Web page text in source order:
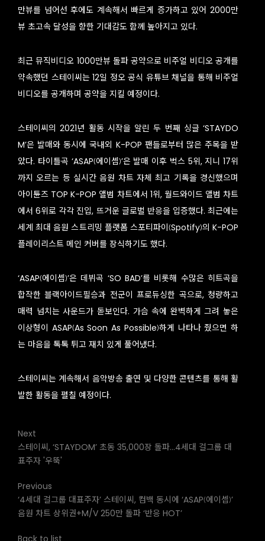
만뷰를 넘어선 후에도 계속해서 빠르게 증가하고 있어 2000만
뷰 초고속 달성을 향한 기대감도 함께 높아지고 있다.
최근 뮤직비디오 1000만뷰 돌파 공약으로 비주얼 비디오 공개를
약속했던 스테이씨는 12일 정오 공식 유튜브 채널을 통해 비주얼
비디오를 공개하며 공약을 지킬 예정이다.
스테이씨의 2021년 활동 시작을 알린 두 번째 싱글 ‘STAYDO
M’은 발매와 동시에 국내외 K-POP 팬들로부터 많은 주목을 받
았다. 타이틀곡 ‘ASAP(에이셉)’은 발매 이후 벅스 5위, 지니 17위
까지 오르는 등 실시간 음원 차트 자체 최고 기록을 경신했으며
아이튠즈 TOP K-POP 앨범 차트에서 1위, 월드와이드 앨범 차트
에서 6위로 각각 진입, 뜨거운 글로벌 반응을 입증했다. 최근에는
세계 최대 음원 스트리밍 플랫폼 스포티파이(Spotify)의 K-POP
플레이리스트 메인 커버를 장식하기도 했다.
‘ASAP(에이셉)’은 데뷔곡 ‘SO BAD’를 비롯해 수많은 히트곡을
합작한 블랙아이드필승과 전군이 프로듀싱한 곡으로, 청량하고
매력 넘치는 사운드가 돋보인다. 가슴 속에 완벽하게 그려 놓은
이상형이 ASAP(As Soon As Possible)하게 나타나 줬으면 하
는 마음을 톡톡 튀고 재치 있게 풀어냈다.
스테이씨는 계속해서 음악방송 출연 및 다양한 콘텐츠를 통해 활
발한 활동을 펼칠 예정이다.
Next
스테이씨, ‘STAYDOM’ 초동 35,000장 돌파…4세대 걸그룹 대
표주자 '우뚝'
Previous
‘4세대 걸그룹 대표주자’ 스테이씨, 컴백 동시에 ‘ASAP(에이셉)’
음원 차트 상위권+M/V 250만 돌파 ‘반응 HOT’
Back to list